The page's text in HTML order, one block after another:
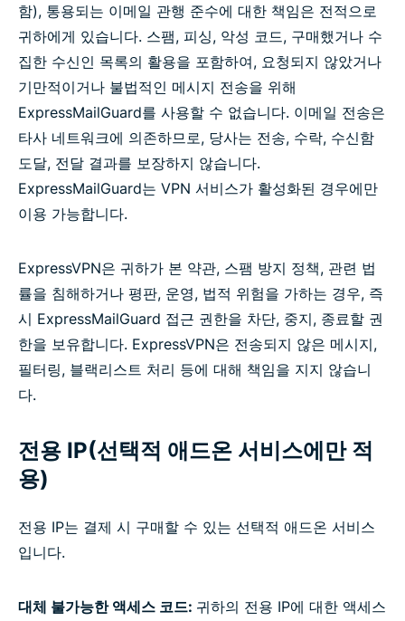
함), 통용되는 이메일 관행 준수에 대한 책임은 전적으로
귀하에게 있습니다. 스팸, 피싱, 악성 코드, 구매했거나 수
집한 수신인 목록의 활용을 포함하여, 요청되지 않았거나
기만적이거나 불법적인 메시지 전송을 위해
ExpressMailGuard를 사용할 수 없습니다. 이메일 전송은
타사 네트워크에 의존하므로, 당사는 전송, 수락, 수신함
도달, 전달 결과를 보장하지 않습니다.
ExpressMailGuard는 VPN 서비스가 활성화된 경우에만
이용 가능합니다.
ExpressVPN은 귀하가 본 약관, 스팸 방지 정책, 관련 법
률을 침해하거나 평판, 운영, 법적 위험을 가하는 경우, 즉
시 ExpressMailGuard 접근 권한을 차단, 중지, 종료할 권
한을 보유합니다. ExpressVPN은 전송되지 않은 메시지,
필터링, 블랙리스트 처리 등에 대해 책임을 지지 않습니
다.
전용 IP(선택적 애드온 서비스에만 적
용)
전용 IP는 결제 시 구매할 수 있는 선택적 애드온 서비스
입니다.
대체 불가능한 액세스 코드: 귀하의 전용 IP에 대한 액세스